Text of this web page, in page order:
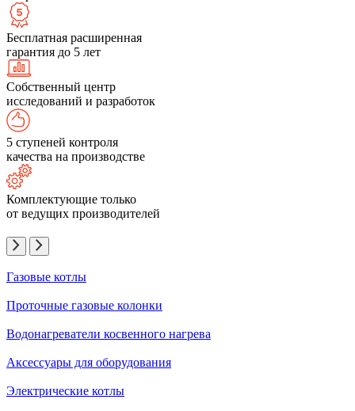
Бесплатная расширенная
гарантия до 5 лет
Собственный центр
исследований и разработок
5 ступеней контроля
качества на производстве
Комплектующие только
от ведущих производителей
Газовые котлы
Проточные газовые колонки
Водонагреватели косвенного нагрева
Аксессуары для оборудования
Электрические котлы